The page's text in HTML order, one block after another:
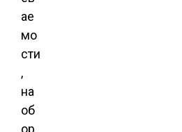
ае
мо
сти
,
на
об
ор